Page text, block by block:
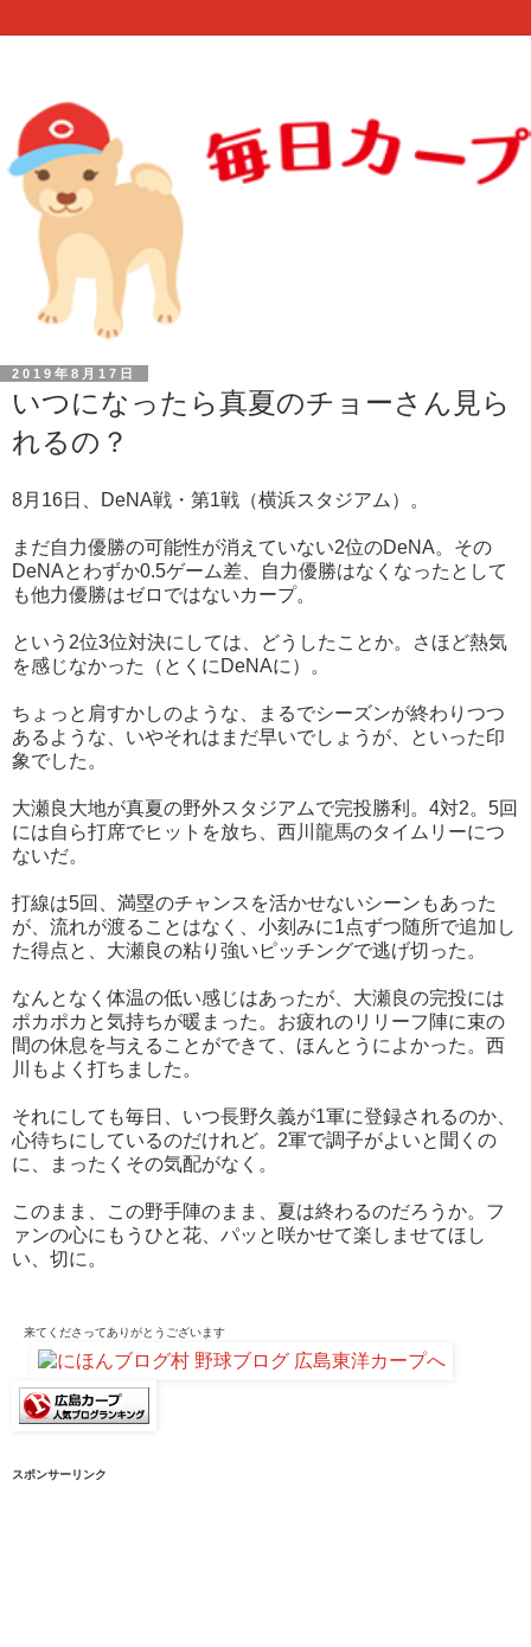
2019年8月17日
いつになったら真夏のチョーさん見ら
れるの？
8月16日、DeNA戦・第1戦（横浜スタジアム）。
まだ自力優勝の可能性が消えていない2位のDeNA。その
DeNAとわずか0.5ゲーム差、自力優勝はなくなったとして
も他力優勝はゼロではないカープ。
という2位3位対決にしては、どうしたことか。さほど熱気
を感じなかった（とくにDeNAに）。
ちょっと肩すかしのような、まるでシーズンが終わりつつ
あるような、いやそれはまだ早いでしょうが、といった印
象でした。
大瀬良大地が真夏の野外スタジアムで完投勝利。4対2。5回
には自ら打席でヒットを放ち、西川龍馬のタイムリーにつ
ないだ。
打線は5回、満塁のチャンスを活かせないシーンもあった
が、流れが渡ることはなく、小刻みに1点ずつ随所で追加し
た得点と、大瀬良の粘り強いピッチングで逃げ切った。
なんとなく体温の低い感じはあったが、大瀬良の完投には
ポカポカと気持ちが暖まった。お疲れのリリーフ陣に束の
間の休息を与えることができて、ほんとうによかった。西
川もよく打ちました。
それにしても毎日、いつ長野久義が1軍に登録されるのか、
心待ちにしているのだけれど。2軍で調子がよいと聞くの
に、まったくその気配がなく。
このまま、この野手陣のまま、夏は終わるのだろうか。フ
ァンの心にもうひと花、パッと咲かせて楽しませてほし
い、切に。
来てくださってありがとうございます
スポンサーリンク